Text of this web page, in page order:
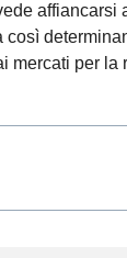
affiancarsi
mercati per la